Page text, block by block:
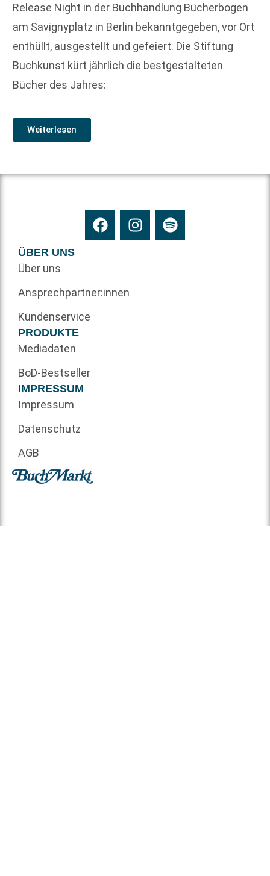
Release Night in der Buchhandlung Bücherbogen
am Savignyplatz in Berlin bekanntgegeben, vor Ort
enthüllt, ausgestellt und gefeiert. Die Stiftung
Buchkunst kürt jährlich die bestgestalteten
Bücher des Jahres:
Weiterlesen
ÜBER UNS
Über uns
Ansprechpartner:innen
Kundenservice
PRODUKTE
Mediadaten
BoD-Bestseller
IMPRESSUM
Impressum
Datenschutz
AGB